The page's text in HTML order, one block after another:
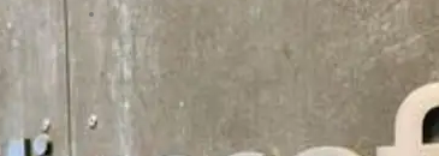
12:36 pm
మైక్రోసాఫ్ట్‌
చర్యలు చేపట్టేందుకు